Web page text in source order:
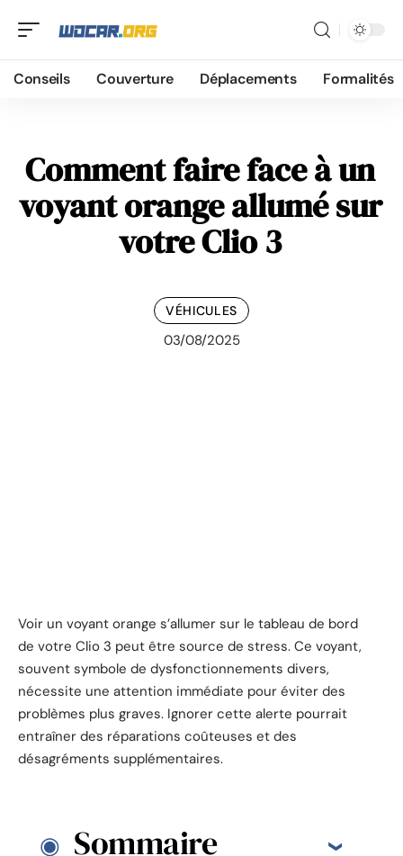
Conseils Couverture Déplacements Formalités
Comment faire face à un
voyant orange allumé sur
votre Clio 3
VÉHICULES
03/08/2025
Voir un voyant orange s’allumer sur le tableau de bord
de votre Clio 3 peut être source de stress. Ce voyant,
souvent symbole de dysfonctionnements divers,
nécessite une attention immédiate pour éviter des
problèmes plus graves. Ignorer cette alerte pourrait
entraîner des réparations coûteuses et des
désagréments supplémentaires.
Sommaire